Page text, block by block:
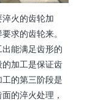
火的齿轮加
求的齿轮来。
能满足齿形的
加工是保证齿
的第三阶段是
的淬火处理，